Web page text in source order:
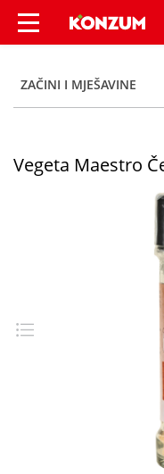
Vegeta
ZAČINI I MJEŠAVINE
Vegeta Maestro